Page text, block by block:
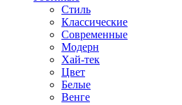
Стиль
Классические
Современные
Модерн
Хай-тек
Цвет
Белые
Венге